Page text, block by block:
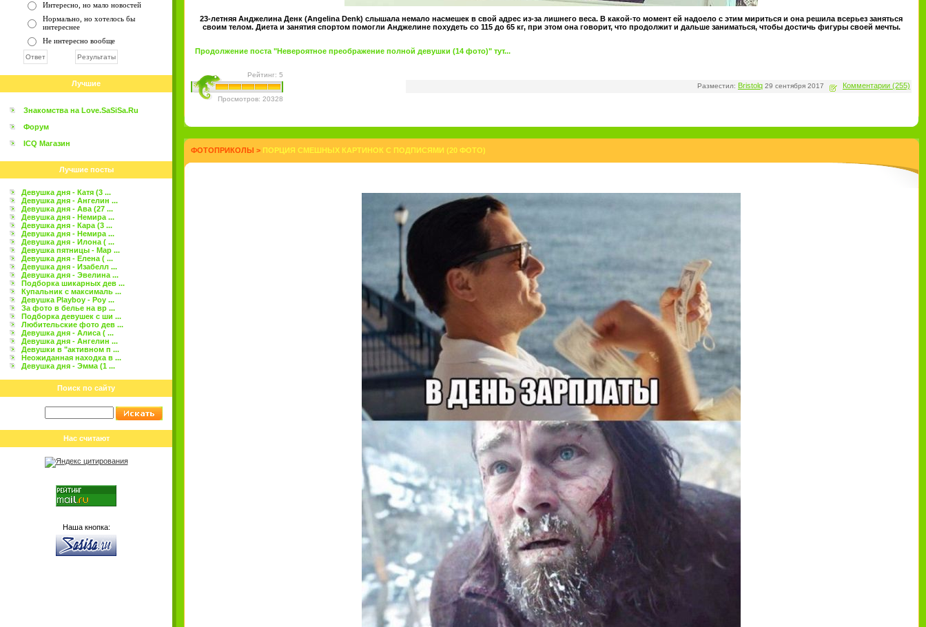
Интересно, но мало новостей
Нормально, но хотелось бы
интереснее
Не интересно вообще
Лучшие
Знакомства на Love.SaSiSa.Ru
Форум
ICQ Магазин
Лучшие посты
Девушка дня - Катя (3 ...
Девушка дня - Ангелин ...
Девушка дня - Ава (27 ...
Девушка дня - Немира ...
Девушка дня - Кара (3 ...
Девушка дня - Немира ...
Девушка дня - Илона ( ...
Девушка пятницы - Мар ...
Девушка дня - Елена ( ...
Девушка дня - Изабелл ...
Девушка дня - Эвелина ...
Подборка шикарных дев ...
Купальник с максималь ...
Девушка Playboy - Роу ...
За фото в белье на вр ...
Подборка девушек с ши ...
Любительские фото дев ...
Девушка дня - Алиса ( ...
Девушка дня - Ангелин ...
Девушки в "активном п ...
Неожиданная находка в ...
Девушка дня - Эмма (1 ...
Поиск по сайту
Нас считают
Наша кнопка:
23-летняя Анджелина Денк (Angelina Denk) слышала немало насмешек в свой адрес из-за лишнего веса. В какой-то момент ей надоело с этим мириться и она решила всерьез заняться
своим телом. Диета и занятия спортом помогли Анджелине похудеть со 115 до 65 кг, при этом она говорит, что продолжит и дальше заниматься, чтобы достичь фигуры своей мечты.
Продолжение поста "Невероятное преображение полной девушки (14 фото)" тут...
Рейтинг: 5
Просмотров: 20328
Разместил: Bristolq 29 сентября 2017 Комментарии (255)
ФОТОПРИКОЛЫ > ПОРЦИЯ СМЕШНЫХ КАРТИНОК С ПОДПИСЯМИ (20 ФОТО)